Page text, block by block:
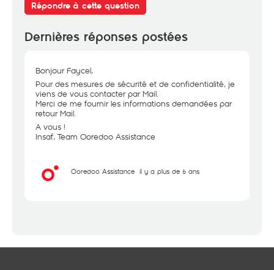
Répondre à cette question
Dernières réponses postées
Bonjour Faycel,
Pour des mesures de sécurité et de confidentialité, je
viens de vous contacter par Mail.
Merci de me fournir les informations demandées par
retour Mail.
A vous !
Insaf, Team Ooredoo Assistance
Ooredoo Assistance il y a plus de 6 ans